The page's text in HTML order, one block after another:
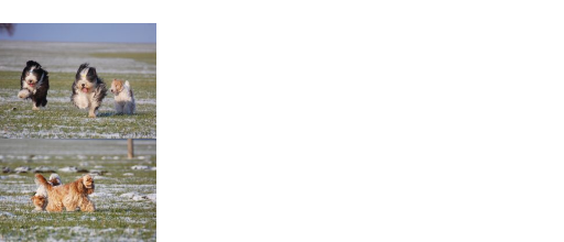
štěňátka „O“
štěňátka „N“
štěňátka „M“
štěňátka „L“
Tabulka dědičnosti barev
Bearded collie a DLK
Bearded collie a CEA
Progresivní retinální
atrofie a bearded collie